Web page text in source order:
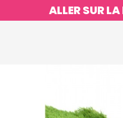
ALLER SUR